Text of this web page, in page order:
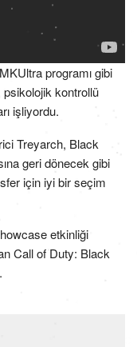
programı gibi
kontrollü
işliyordu.
Treyarch, Black
geri dönecek gibi
için iyi bir seçim
etkinliği
Call of Duty: Black